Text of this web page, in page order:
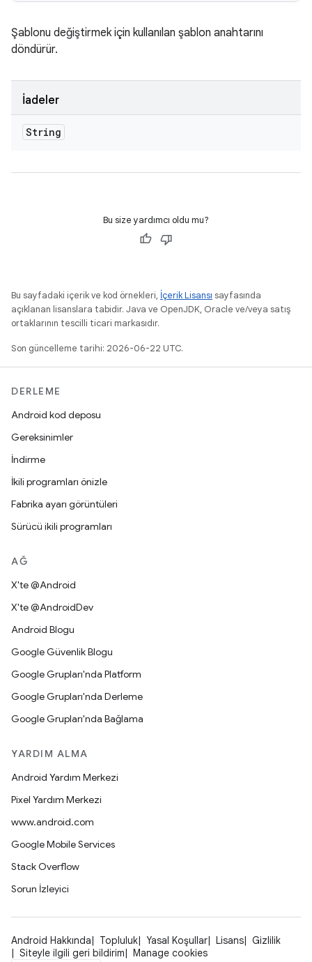
Şablonu değiştirmek için kullanılan şablon anahtarını
döndürür.
İadeler
String
Bu size yardımcı oldu mu?
Bu sayfadaki içerik ve kod örnekleri, İçerik Lisansı sayfasında
açıklanan lisanslara tabidir. Java ve OpenJDK, Oracle ve/veya satış
ortaklarının tescilli ticari markasıdır.
Son güncelleme tarihi: 2026-06-22 UTC.
DERLEME
Android kod deposu
Gereksinimler
İndirme
İkili programları önizle
Fabrika ayarı görüntüleri
Sürücü ikili programları
AĞ
X'te @Android
X'te @AndroidDev
Android Blogu
Google Güvenlik Blogu
Google Grupları'nda Platform
Google Grupları'nda Derleme
Google Grupları'nda Bağlama
YARDIM ALMA
Android Yardım Merkezi
Pixel Yardım Merkezi
www.android.com
Google Mobile Services
Stack Overflow
Sorun İzleyici
Android Hakkında Topluluk Yasal Koşullar Lisans
Gizlilik
Siteyle ilgili geri bildirim
Manage cookies